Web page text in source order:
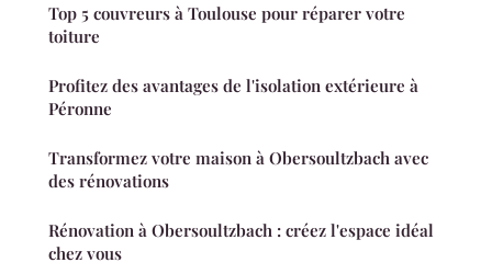
Top 5 couvreurs à Toulouse pour réparer votre
toiture
Profitez des avantages de l'isolation extérieure à
Péronne
Transformez votre maison à Obersoultzbach avec
des rénovations
Rénovation à Obersoultzbach : créez l'espace idéal
chez vous